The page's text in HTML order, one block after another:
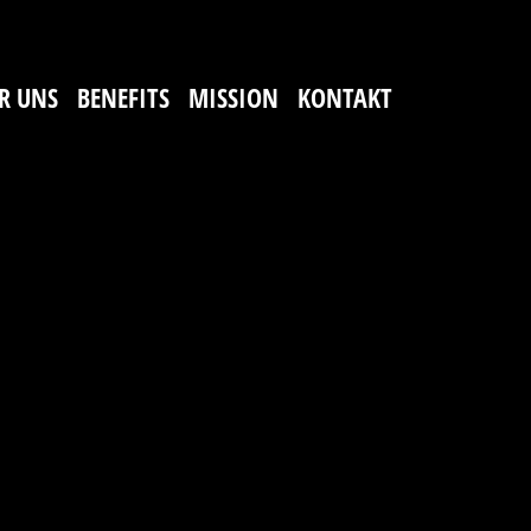
UNS BENEFITS MISSION KONTAKT